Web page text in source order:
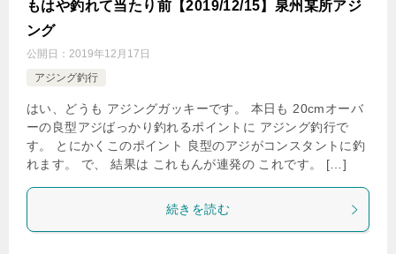
もはや釣れて当たり前【2019/12/15】泉州某所アジ
ング
公開日： 2019年12月17日
アジング釣行
はい、どうも アジングガッキーです。 本日も 20cmオーバ
ーの良型アジばっかり釣れるポイントに アジング釣行で
す。 とにかくこのポイント 良型のアジがコンスタントに釣
れます。 で、 結果は これもんが連発の これです。 […]
続きを読む